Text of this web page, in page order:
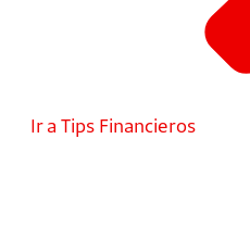
Ir a Tips Financieros